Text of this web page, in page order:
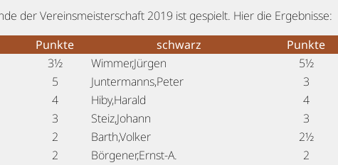
der Vereinsmeisterschaft 2019 ist gespielt. Hier die Ergebnisse:
Punkte schwarz Punkte
3½ Wimmer,Jürgen 5½
5 Juntermanns,Peter 3
4 Hiby,Harald 4
3 Steiz,Johann 3
2 Barth,Volker 2½
2 Börgener,Ernst-A. 2